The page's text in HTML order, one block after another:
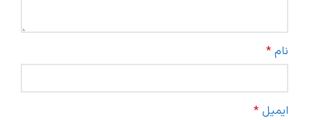
نام *
ایمیل *